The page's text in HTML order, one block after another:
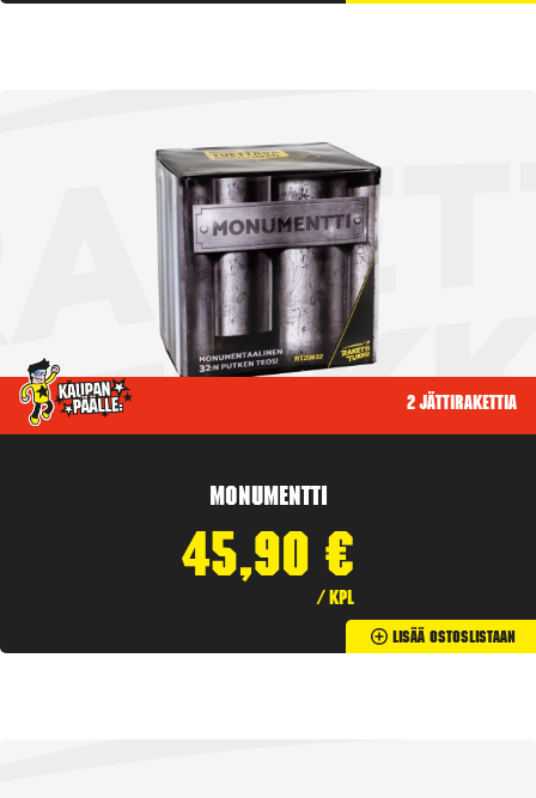
2 jättirakettia
Monumentti
45,90 €
/ kpl
Lisää Ostoslistaan